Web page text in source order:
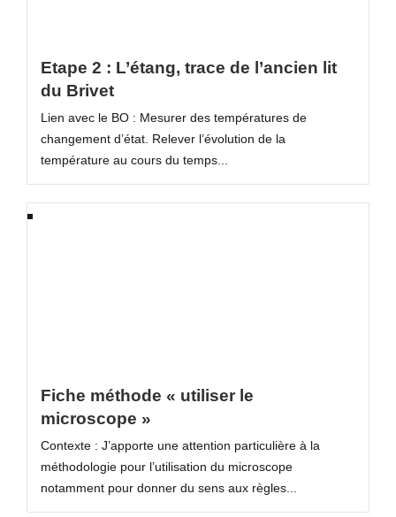
Etape 2 : L’étang, trace de l’ancien lit
du Brivet
Lien avec le BO : Mesurer des températures de
changement d’état. Relever l’évolution de la
température au cours du temps...
Fiche méthode « utiliser le
microscope »
Contexte : J’apporte une attention particulière à la
méthodologie pour l’utilisation du microscope
notamment pour donner du sens aux règles...